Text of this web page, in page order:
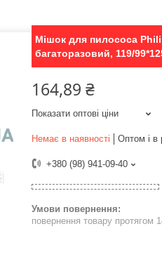
Мішок для пилососа
багаторазовий, 119/
164,89 ₴
Показати оптові ціни
Немає в наявності Оптом і в
+380 (98) 941-09-40
повернення товару протягом